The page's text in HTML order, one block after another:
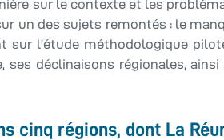
sur le contexte et les
un des sujets remontés : le
l’étude méthodologique
ses déclinaisons régionales,
cinq régions, dont La